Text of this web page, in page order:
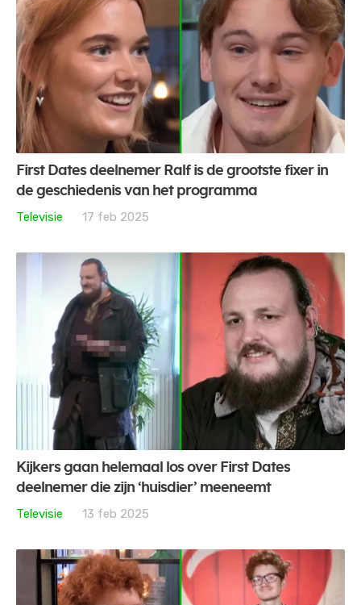
First Dates deelnemer Ralf is de grootste fixer in
de geschiedenis van het programma
Televisie
17 feb 2025
Kijkers gaan helemaal los over First Dates
deelnemer die zijn ‘huisdier’ meeneemt
Televisie
13 feb 2025